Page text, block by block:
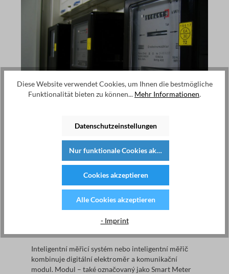
Ne, mezi elektroměry jsou značné rozdíly. Moderní
analogových nebo Ferraris přístrojů ukládají
moderní elektroměry také hodnoty denní spotřeby.
Zákazníci elektřiny tak získají lepší přehled o své
denní, týdenní nebo měsíční spotřebě. Roční
spotřeba musí být přesto odečtena k určitému datu a
Inteligentní měřicí systém nebo inteligentní měřič
kombinuje digitální elektroměr a komunikační
modul. Modul – také označovaný jako Smart Meter
Diese Website verwendet Cookies, um Ihnen die bestmögliche
Funktionalität bieten zu können... Mehr Informationen.
Datenschutzeinstellungen
Nur funktionale Cookies akzeptieren
Cookies akzeptieren
Alle Cookies akzeptieren
- Imprint